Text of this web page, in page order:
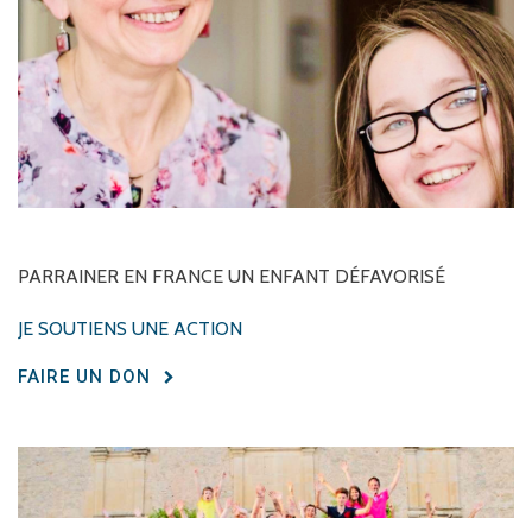
PARRAINER EN FRANCE UN ENFANT DÉFAVORISÉ
JE SOUTIENS UNE ACTION
FAIRE UN DON